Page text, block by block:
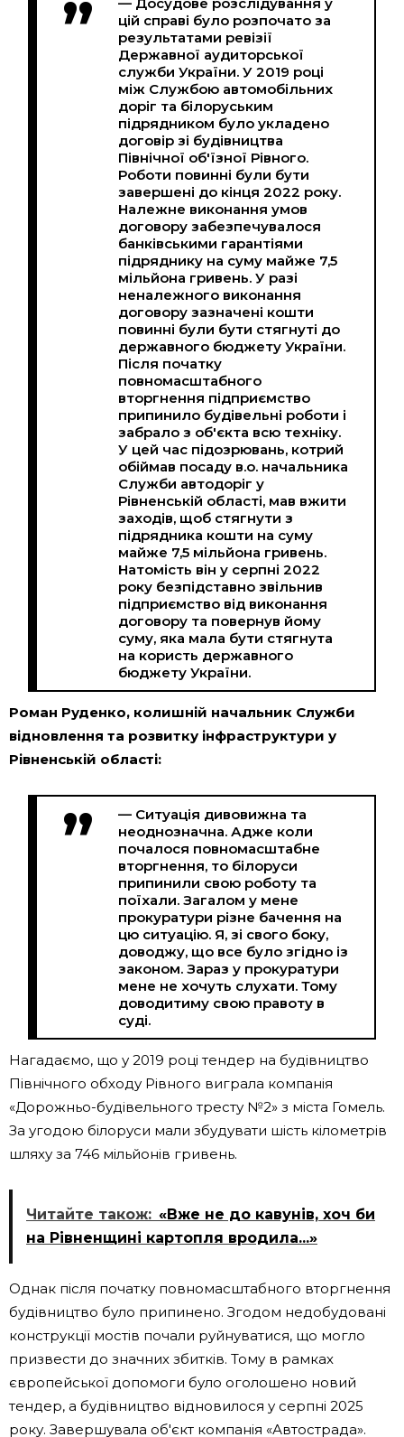
цій справі було розпочато за
результатами ревізії
Державної аудиторської
служби України. У 2019 році
між Службою автомобільних
доріг та білоруським
підрядником було укладено
договір зі будівництва
Північної об'їзної Рівного.
Роботи повинні були бути
завершені до кінця 2022 року.
Належне виконання умов
договору забезпечувалося
банківськими гарантіями
підряднику на суму майже 7,5
мільйона гривень. У разі
неналежного виконання
договору зазначені кошти
повинні були бути стягнуті до
державного бюджету України.
Після початку
повномасштабного
вторгнення підприємство
припинило будівельні роботи і
забрало з об'єкта всю техніку.
У цей час підозрювань, котрий
обіймав посаду в.о. начальника
Служби автодоріг у
Рівненській області, мав вжити
заходів, щоб стягнути з
підрядника кошти на суму
майже 7,5 мільйона гривень.
Натомість він у серпні 2022
року безпідставно звільнив
підприємство від виконання
договору та повернув йому
суму, яка мала бути стягнута
на користь державного
бюджету України.
Роман Руденко, колишній начальник Служби
відновлення та розвитку інфраструктури у
Рівненській області:
— Ситуація дивовижна та
неоднозначна. Адже коли
почалося повномасштабне
вторгнення, то білоруси
припинили свою роботу та
поїхали. Загалом у мене
прокуратури різне бачення на
цю ситуацію. Я, зі свого боку,
доводжу, що все було згідно із
законом. Зараз у прокуратури
мене не хочуть слухати. Тому
доводитиму свою правоту в
суді.
Нагадаємо, що у 2019 році тендер на будівництво
Північного обходу Рівного виграла компанія
«Дорожньо-будівельного тресту №2» з міста Гомель.
За угодою білоруси мали збудувати шість кілометрів
шляху за 746 мільйонів гривень.
Читайте також: «Вже не до кавунів, хоч би
на Рівненщині картопля вродила...»
Однак після початку повномасштабного вторгнення
будівництво було припинено. Згодом недобудовані
конструкції мостів почали руйнуватися, що могло
призвести до значних збитків. Тому в рамках
європейської допомоги було оголошено новий
тендер, а будівництво відновилося у серпні 2025
року. Завершувала об'єкт компанія «Автострада».